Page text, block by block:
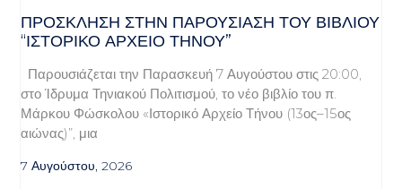
ΠΡΌΣΚΛΗΣΗ ΣΤΗΝ ΠΑΡΟΥΣΊΑΣΗ ΤΟΥ ΒΙΒΛΊΟΥ
“ΙΣΤΟΡΙΚΌ ΑΡΧΕΊΟ ΤΉΝΟΥ”
Παρουσιάζεται την Παρασκευή 7 Αυγούστου στις 20:00,
στο Ίδρυμα Τηνιακού Πολιτισμού, το νέο βιβλίο του π.
Μάρκου Φώσκολου «Ιστορικό Αρχείο Τήνου (13ος–15ος
αιώνας)”, μια
7 Αυγούστου, 2026